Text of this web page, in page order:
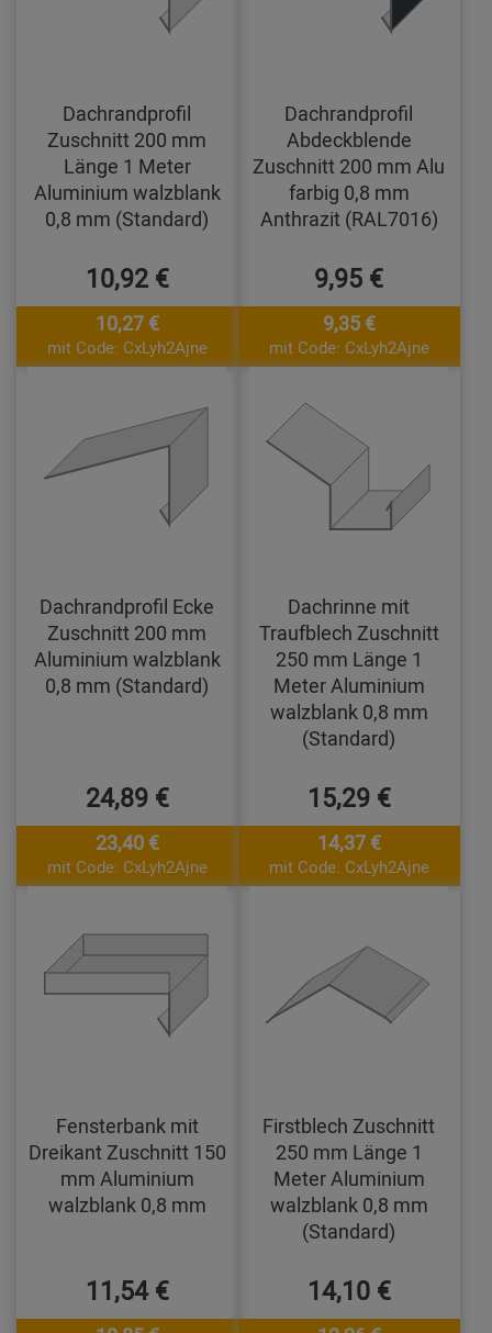
Dachrandprofil
Zuschnitt 200 mm
Länge 1 Meter
Aluminium walzblank
0,8 mm (Standard)
10,92 €
10,27 €
mit Code: CxLyh2Ajne
Dachrandprofil
Abdeckblende
Zuschnitt 200 mm Alu
farbig 0,8 mm
Anthrazit (RAL7016)
9,95 €
9,35 €
mit Code: CxLyh2Ajne
Dachrandprofil Ecke
Zuschnitt 200 mm
Aluminium walzblank
0,8 mm (Standard)
24,89 €
23,40 €
mit Code: CxLyh2Ajne
Dachrinne mit
Traufblech Zuschnitt
250 mm Länge 1
Meter Aluminium
walzblank 0,8 mm
(Standard)
15,29 €
14,37 €
mit Code: CxLyh2Ajne
Fensterbank mit
Dreikant Zuschnitt 150
mm Aluminium
walzblank 0,8 mm
11,54 €
Firstblech Zuschnitt
250 mm Länge 1
Meter Aluminium
walzblank 0,8 mm
(Standard)
14,10 €